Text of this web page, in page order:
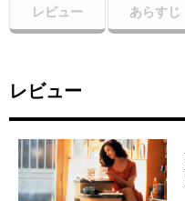
レビュー あらすじ
レビュー